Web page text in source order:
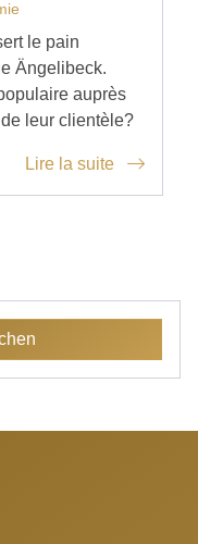
le pain
Ängelibeck.
auprès
leur clientèle?
Lire la suite